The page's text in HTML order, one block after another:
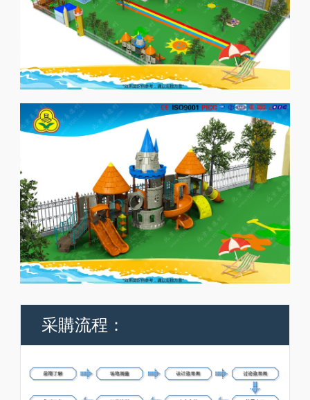
采購流程：